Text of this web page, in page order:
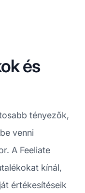
és
tényezők,
venni
A Feeliate
kínál,
értékesítéseik